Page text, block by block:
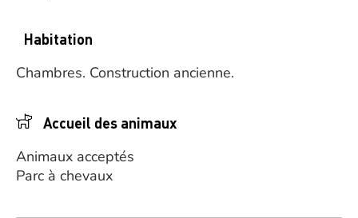
Habitation
Chambres. Construction ancienne.
Accueil des animaux
Animaux acceptés
Parc à chevaux